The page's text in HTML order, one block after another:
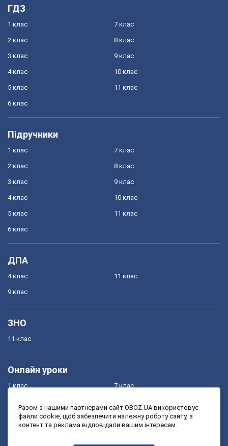
ГДЗ
1 клас
2 клас
3 клас
4 клас
5 клас
6 клас
7 клас
8 клас
9 клас
10 клас
11 клас
Підручники
1 клас
2 клас
3 клас
4 клас
5 клас
6 клас
7 клас
8 клас
9 клас
10 клас
11 клас
ДПА
4 клас
9 клас
11 клас
ЗНО
11 клас
Онлайн уроки
1 клас
3 клас
7 клас
9 клас
Разом з нашими партнерами сайт OBOZ.UA використовує
файли cookie, щоб забезпечити належну роботу сайту, а
контент та реклама відповідали вашим інтересам.